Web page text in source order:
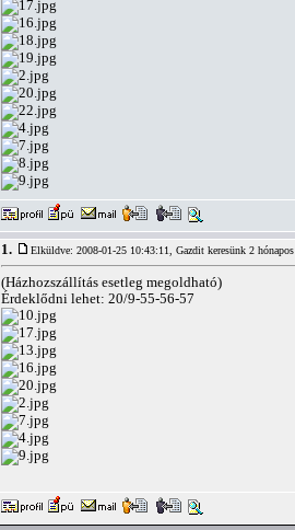
1. Elküldve: 2008-01-25 10:43:11, Gazdit keresünk 2
(Házhozszállítás esetleg megoldható)
Érdeklődni lehet: 20/9-55-56-57